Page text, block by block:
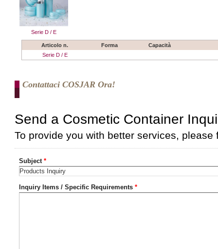
Serie D / E
Articolo n. Forma Capacità
Serie D / E
Contattaci COSJAR Ora!